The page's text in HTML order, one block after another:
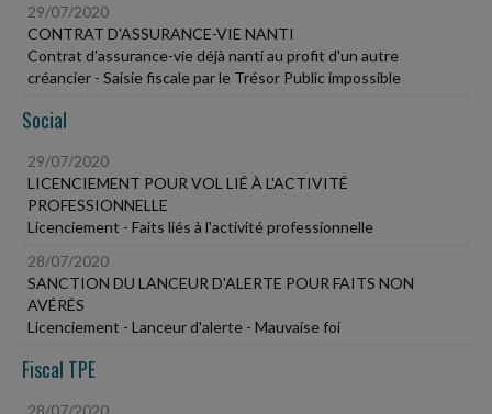
29/07/2020
CONTRAT D'ASSURANCE-VIE NANTI
Contrat d'assurance-vie déjà nanti au profit d'un autre
créancier - Saisie fiscale par le Trésor Public impossible
Social
29/07/2020
LICENCIEMENT POUR VOL LIÉ À L'ACTIVITÉ
PROFESSIONNELLE
Licenciement - Faits liés à l'activité professionnelle
28/07/2020
SANCTION DU LANCEUR D'ALERTE POUR FAITS NON
AVÉRÉS
Licenciement - Lanceur d'alerte - Mauvaise foi
Fiscal TPE
28/07/2020